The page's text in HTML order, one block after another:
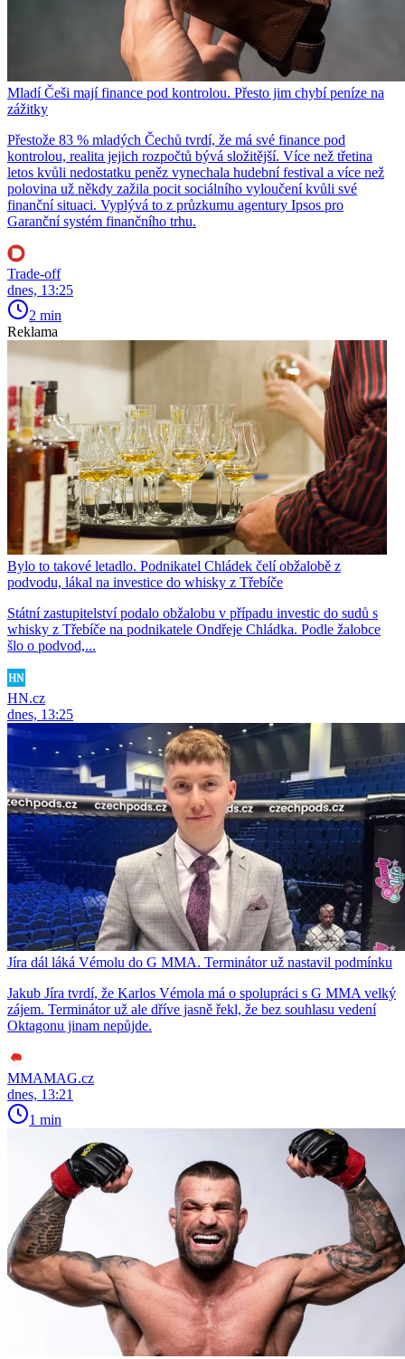
Mladí Češi mají finance pod kontrolou. Přesto jim chybí peníze na
zážitky
Přestože 83 % mladých Čechů tvrdí, že má své finance pod
kontrolou, realita jejich rozpočtů bývá složitější. Více než třetina
letos kvůli nedostatku peněz vynechala hudební festival a více než
polovina už někdy zažila pocit sociálního vyloučení kvůli své
finanční situaci. Vyplývá to z průzkumu agentury Ipsos pro
Garanční systém finančního trhu.
Trade-off
dnes, 13:25
2 min
Reklama
Bylo to takové letadlo. Podnikatel Chládek čelí obžalobě z
podvodu, lákal na investice do whisky z Třebíče
Státní zastupitelství podalo obžalobu v případu investic do sudů s
whisky z Třebíče na podnikatele Ondřeje Chládka. Podle žalobce
šlo o podvod,...
HN.cz
dnes, 13:25
Jíra dál láká Vémolu do G MMA. Terminátor už nastavil podmínku
Jakub Jíra tvrdí, že Karlos Vémola má o spolupráci s G MMA velký
zájem. Terminátor už ale dříve jasně řekl, že bez souhlasu vedení
Oktagonu jinam nepůjde.
MMAMAG.cz
dnes, 13:21
1 min